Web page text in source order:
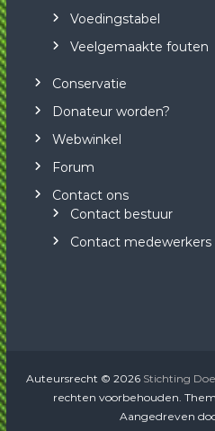
Voedingstabel
Veelgemaakte fouten
Conservatie
Donateur worden?
Webwinkel
Forum
Contact ons
Contact bestuur
Contact medewerkers
Auteursrecht © 2026 Stichting
rechten voorbehouden.
Aangedreven